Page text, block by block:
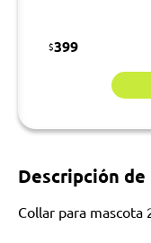
$399
Descripción
Collar para mascota